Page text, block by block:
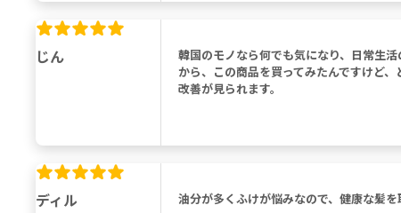
じん
韓国のモノなら何でも気になり、日常生
から、この商品を買ってみたんですけど
改善が見られます。
ディル
油分が多くふけが悩みなので、健康な髪